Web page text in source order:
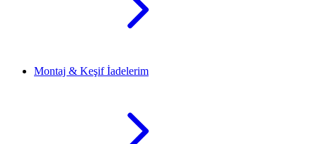
Montaj & Keşif İadelerim